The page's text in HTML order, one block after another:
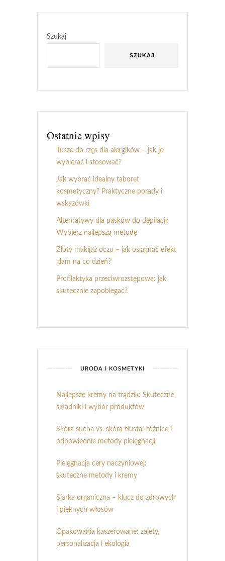
Szukaj
SZUKAJ
Ostatnie wpisy
Tusze do rzęs dla alergików – jak je
wybierać i stosować?
Jak wybrać idealny taboret
kosmetyczny? Praktyczne porady i
wskazówki
Alternatywy dla pasków do depilacji:
Wybierz najlepszą metodę
Złoty makijaż oczu – jak osiągnąć efekt
glam na co dzień?
Profilaktyka przeciwrozstępowa: jak
skutecznie zapobiegać?
URODA I KOSMETYKI
Najlepsze kremy na trądzik: Skuteczne
składniki i wybór produktów
Skóra sucha vs. skóra tłusta: różnice i
odpowiednie metody pielęgnacji
Pielęgnacja cery naczyniowej:
skuteczne metody i kremy
Siarka organiczna – klucz do zdrowych
i pięknych włosów
Opakowania kaszerowane: zalety,
personalizacja i ekologia